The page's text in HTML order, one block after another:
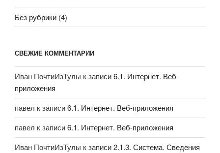
Без рубрики (4)
СВЕЖИЕ КОММЕНТАРИИ
Иван ПочтиИзТулы к записи6.1. Интернет. Веб-
приложения
павел к записи6.1. Интернет. Веб-приложения
павел к записи6.1. Интернет. Веб-приложения
Иван ПочтиИзТулы к записи2.1.3. Система. Сведения